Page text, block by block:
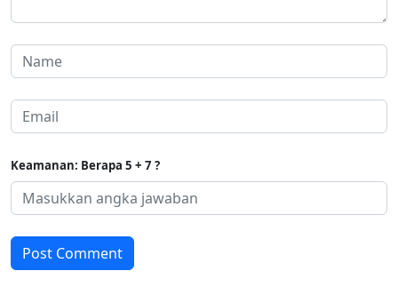
Keamanan: Berapa 5 + 7 ?
Post Comment